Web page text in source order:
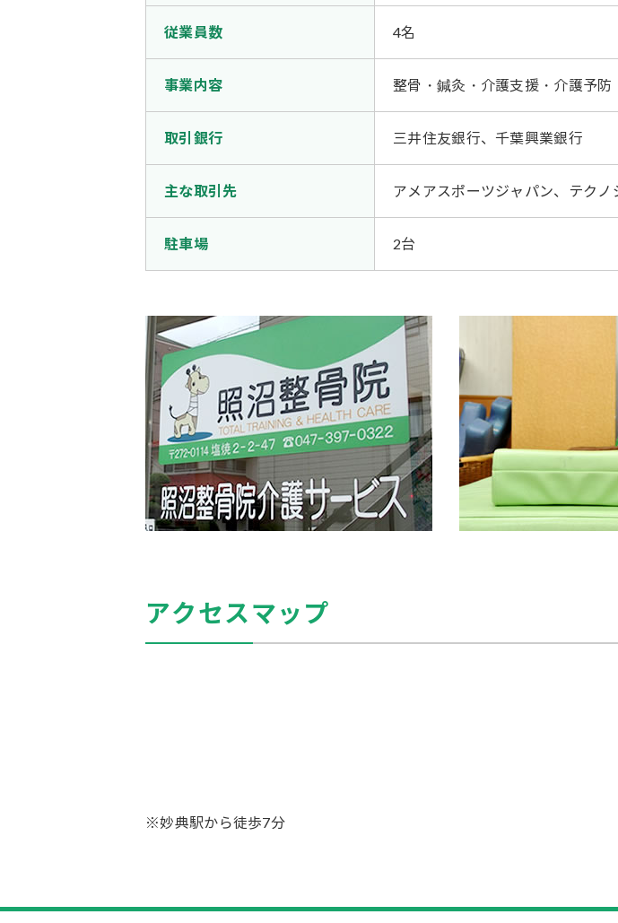
従業員数 4名
事業内容 整骨・鍼灸・介護支援・介護予
取引銀行 三井住友銀行、千葉興業銀行
主な取引先 アメアスポーツジャパン、テク
駐車場 2台
アクセスマップ
※妙典駅から徒歩7分